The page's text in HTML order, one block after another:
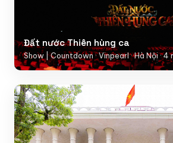
Đất nước Thiên hùng ca
Show | Countdown · Vinpearl · Hà Nội · 4